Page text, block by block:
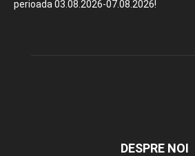
perioada 03.08.2026-07.08.2026!
DESPRE NOI